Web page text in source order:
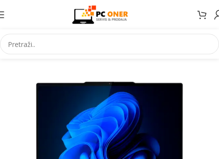
Početna Informatika Racunari Notebook